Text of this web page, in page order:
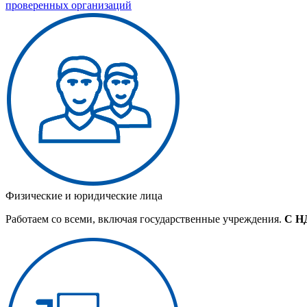
проверенных организаций
Физические и юридические лица
Работаем со всеми, включая государственные учреждения. С